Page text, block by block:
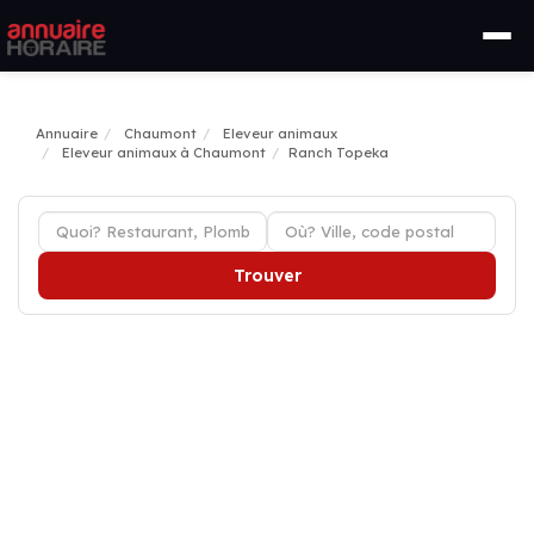
Annuaire Chaumont
Eleveur animaux
Eleveur animaux à Chaumont
Ranch Topeka
Trouver